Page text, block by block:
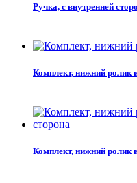
Ручка, с внутренней
Комплект, нижний ролик
Комплект, нижний ролик